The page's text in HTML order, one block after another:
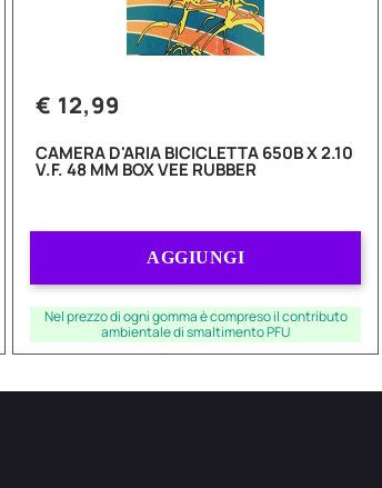
€ 12,99
CAMERA D'ARIA BICICLETTA 650B X 2.10
V.F. 48 MM BOX VEE RUBBER
AGGIUNGI
Nel prezzo di ogni gomma è compreso il contributo
ambientale di smaltimento PFU